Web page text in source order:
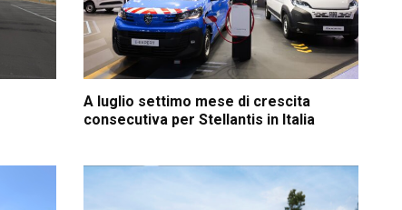
A luglio settimo mese di crescita
consecutiva per Stellantis in Italia